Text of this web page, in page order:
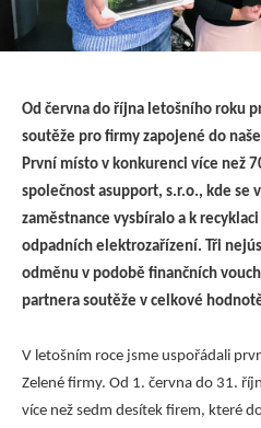
Od června do října letošního roku
soutěže pro firmy zapojené do
První místo v konkurenci více než
společnost asupport, s.r.o., kde se
zaměstnance vysbíralo a k
odpadních elektrozařízení. Tři
odměnu v podobě finančních
partnera soutěže v celkové
V letošním roce jsme uspořádali
Zelené firmy. Od 1. června do 31.
více než sedm desítek firem, které